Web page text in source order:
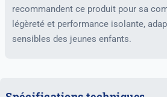
recommandent ce produit pour sa
légèreté et performance isolante,
sensibles des jeunes enfants.